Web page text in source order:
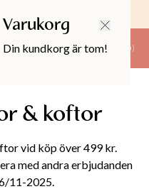
0)
Varukorg
Din kundkorg är tom!
& koftor
vid köp över 499 kr.
med andra erbjudanden
11-2025.